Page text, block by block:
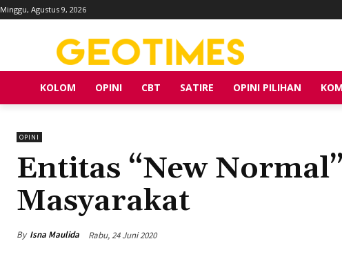
Minggu, Agustus 9, 2026
KOLOM OPINI CBT SATIRE OPINI PILIHAN
OPINI
Entitas “New
Masyarakat
By Isna Maulida Rabu, 24 Juni 2020